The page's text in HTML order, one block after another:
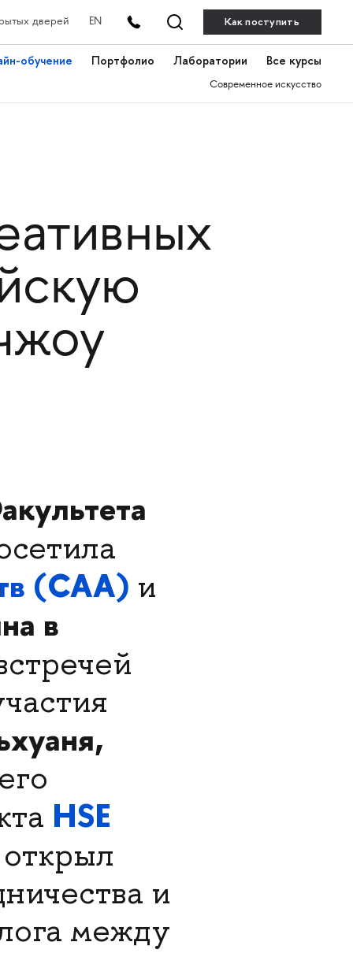
дверей EN Как поступить
обучение Портфолио Лаборатории Все курсы
Современное искусство
(CAA) и
в
HSE
и
между